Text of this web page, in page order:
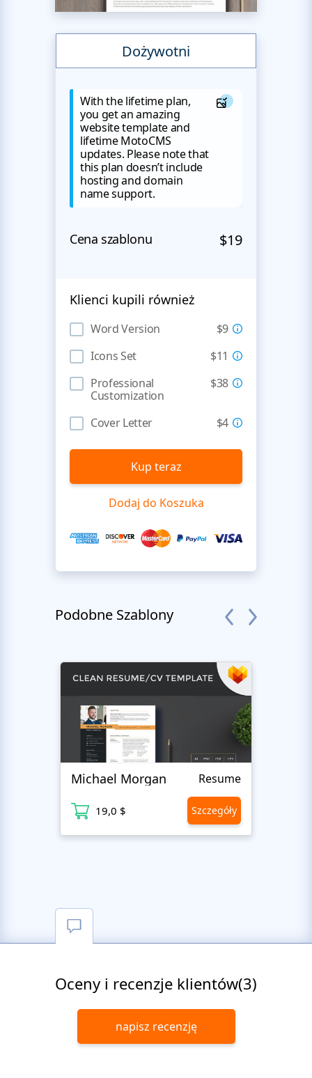
Dożywotni
With the lifetime plan,
you get an amazing
website template and
lifetime MotoCMS
updates. Please note that
this plan doesn’t include
hosting and domain
name support.
Cena szablonu $19
Klienci kupili również
Word Version
$9
Icons Set
$11
Professional
Customization
$38
Cover Letter $4
Kup teraz
Dodaj do Koszuka
Podobne Szablony
Michael Morgan Resume
19,0 $ Szczegóły
Oceny i recenzje klientów(3)
napisz recenzję